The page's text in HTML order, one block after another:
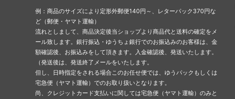
例：商品のサイズにより定形外郵便140円～、レターパック370円な
ど（郵便・ヤマト運輸）
流れとしまして、商品決定後当ショップより商品代と送料の確定をメ
ール致します。銀行振込・ゆうちょ銀行でのお振込みのお客様は、金
額確認後、お振込みをして頂きます。入金確認後、発送いたします。
（発送後は、発送終了メールをいたします。
但し、日時指定をされる場合このお任せ便では、ゆうパックもしくは
宅急便（ヤマト運輸）でのお取り扱いとなります。
尚、クレジットカード支払いに関しては宅急便（ヤマト運輸）のみと